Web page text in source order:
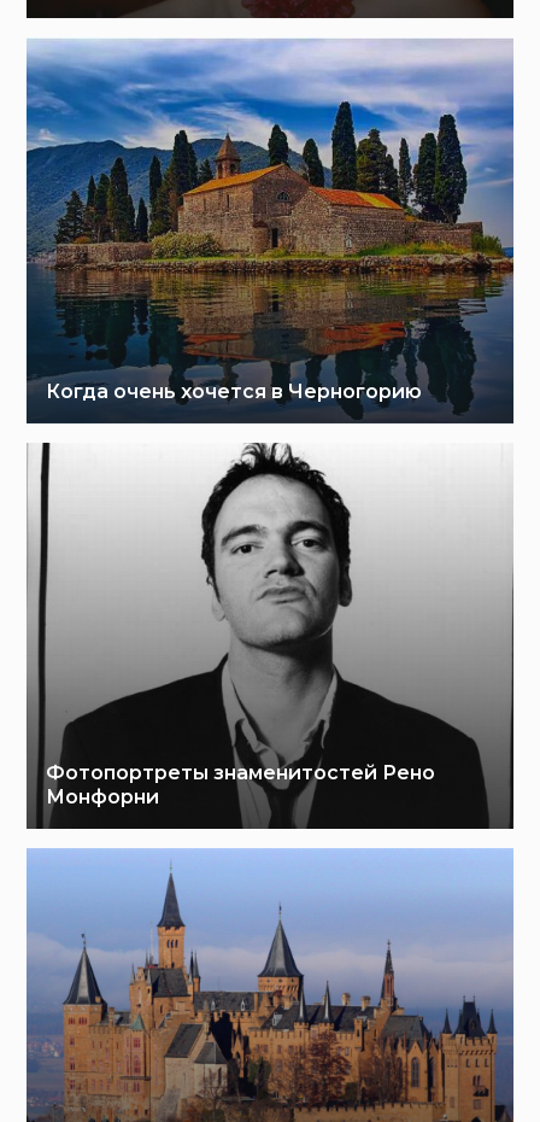
Когда очень хочется в Черногорию
Фотопортреты знаменитостей Рено
Монфорни